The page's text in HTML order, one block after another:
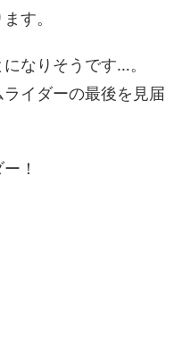
す。
なりそうです…。
イダーの最後を見届
！